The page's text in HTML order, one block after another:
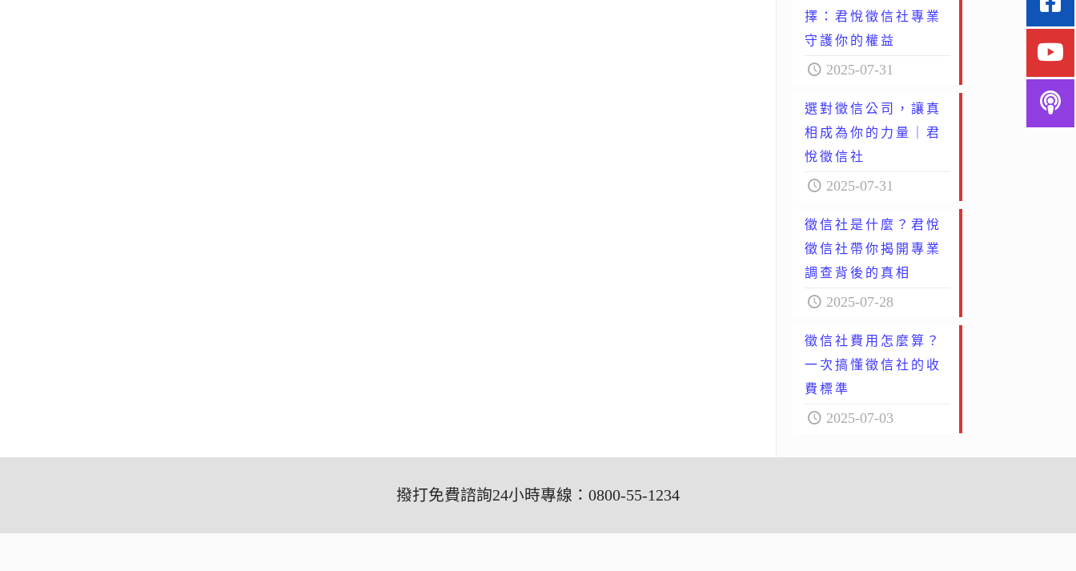
擇：君悅徵信社專業
守護你的權益
2025-07-31
選對徵信公司，讓真
相成為你的力量｜君
悅徵信社
2025-07-31
徵信社是什麼？君悅
徵信社帶你揭開專業
調查背後的真相
2025-07-28
徵信社費用怎麼算？
一次搞懂徵信社的收
費標準
2025-07-03
撥打免費諮詢24小時專線：0800-55-1234